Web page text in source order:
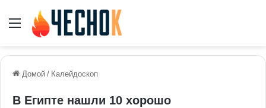
Меню
Домой / Калейдоскоп
В Египте нашли 10 хорошо